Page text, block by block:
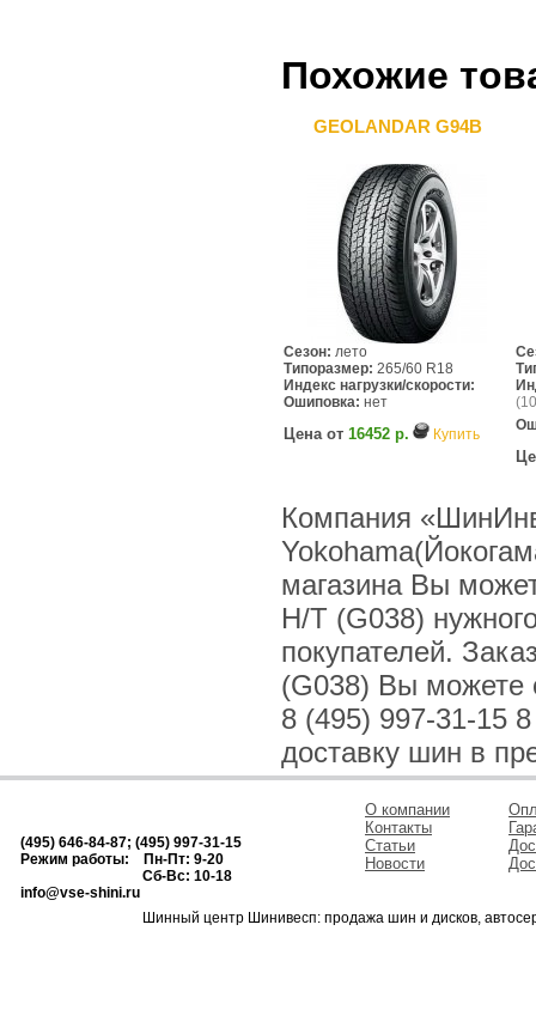
Похожие
GEOLANDAR G94B
Сезон: лето
Типоразмер: 265/60 R18
Индекс нагрузки/скорости:
Ошиповка: нет
Цена от 16452 р. Купить
Компания
магазина Вы
H/T (G038)
покупателей.
(G038) Вы можете
8 (495) 997-31-15
доставку шин в
(495) 646-84-87; (495) 997-31-15
Режим работы: Пн-Пт: 9-20
Сб-Вс: 10-18
info@vse-shini.ru
О компании
Контакты
Статьи
Новости
Шинный центр Шинивесп: продажа шин и дисков,